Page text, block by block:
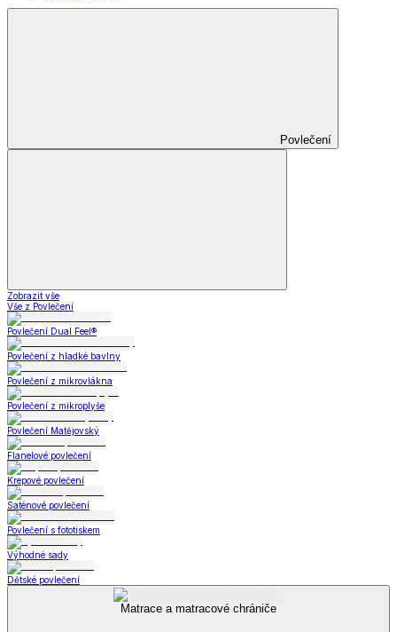
Povlečení
Zobrazit vše
Vše z Povlečení
Povlečení Dual Feel®
Povlečení z hladké bavlny
Povlečení z mikrovlákna
Povlečení z mikroplyše
Povlečení Matějovský
Flanelové povlečení
Krepové povlečení
Saténové povlečení
Povlečení s fototiskem
Výhodné sady
Dětské povlečení
Matrace a matracové chrániče